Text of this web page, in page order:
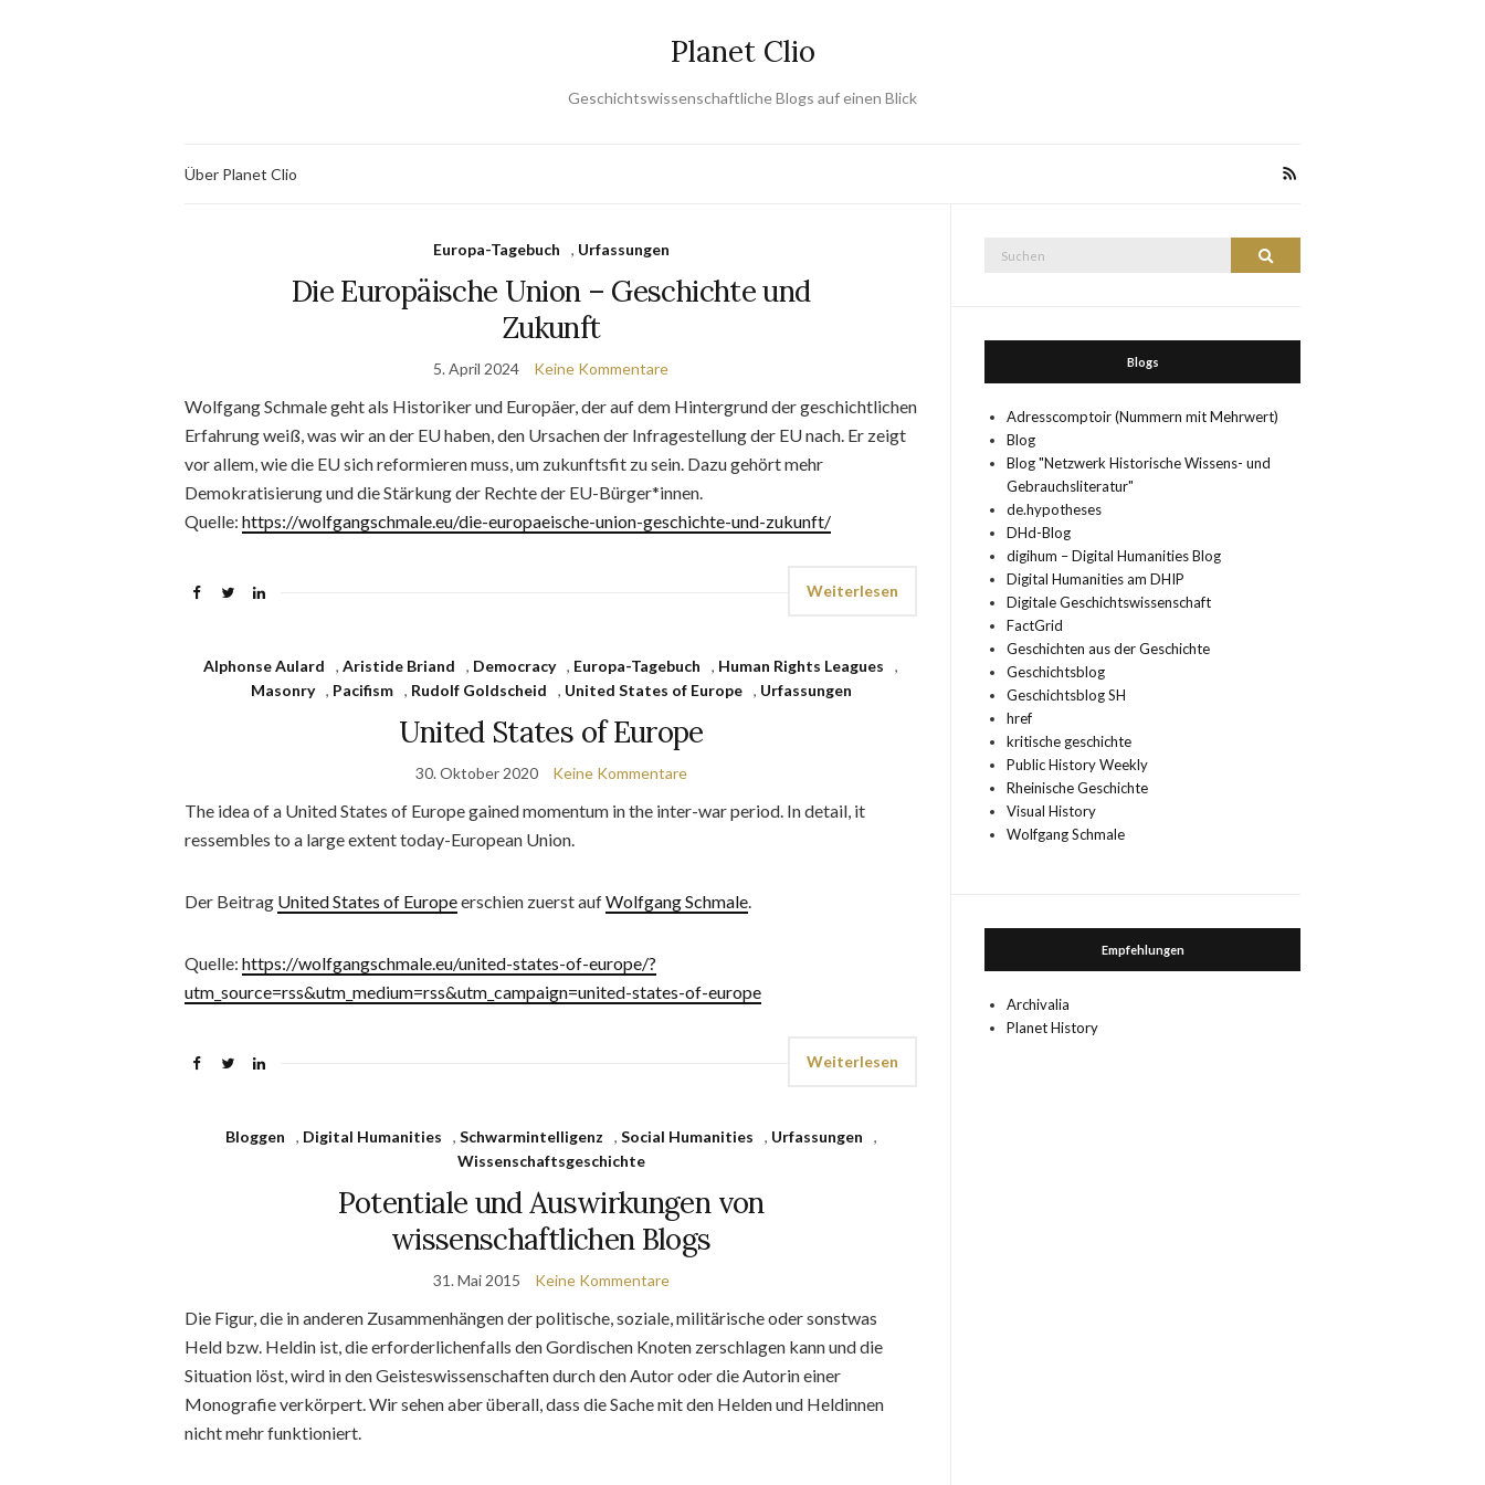
Planet Clio
Geschichtswissenschaftliche Blogs auf einen Blick
Über Planet Clio
Europa-Tagebuch , Urfassungen
Die Europäische Union – Geschichte und
Zukunft
5. April 2024 Keine Kommentare
Wolfgang Schmale geht als Historiker und Europäer, der auf dem Hintergrund der geschichtlichen
Erfahrung weiß, was wir an der EU haben, den Ursachen der Infragestellung der EU nach. Er zeigt
vor allem, wie die EU sich reformieren muss, um zukunftsfit zu sein. Dazu gehört mehr
Demokratisierung und die Stärkung der Rechte der EU-Bürger*innen.
Quelle: https://wolfgangschmale.eu/die-europaeische-union-geschichte-und-zukunft/
Weiterlesen
Alphonse Aulard ,Aristide Briand , Democracy , Europa-Tagebuch , Human Rights Leagues
,
Masonry
, Pacifism , Rudolf Goldscheid , United States of Europe , Urfassungen
United States of Europe
30. Oktober 2020 Keine Kommentare
The idea of a United States of Europe gained momentum in the inter-war period. In detail, it
ressembles to a large extent today-European Union.
Der Beitrag United States of Europeerschien zuerst aufWolfgang Schmale.
Quelle: https://wolfgangschmale.eu/united-states-of-europe/?
utm_source=rss&utm_medium=rss&utm_campaign=united-states-of-europe
Weiterlesen
Bloggen , Digital Humanities , Schwarmintelligenz , Social Humanities , Urfassungen
,
Wissenschaftsgeschichte
Potentiale und Auswirkungen von
wissenschaftlichen Blogs
31. Mai 2015 Keine Kommentare
Die Figur, die in anderen Zusammenhängen der politische, soziale, militärische oder sonstwas
Held bzw. Heldin ist, die erforderlichenfalls den Gordischen Knoten zerschlagen kann und die
Situation löst, wird in den Geisteswissenschaften durch den Autor oder die Autorin einer
Monografie verkörpert. Wir sehen aber überall, dass die Sache mit den Helden und Heldinnen
nicht mehr funktioniert.
Suchen
Blogs
Adresscomptoir (Nummern mit Mehrwert)
Blog
Blog "Netzwerk Historische Wissens- und
Gebrauchsliteratur"
de.hypotheses
DHd-Blog
digihum – Digital Humanities Blog
Digital Humanities am DHIP
Digitale Geschichtswissenschaft
FactGrid
Geschichten aus der Geschichte
Geschichtsblog
Geschichtsblog SH
href
kritische geschichte
Public History Weekly
Rheinische Geschichte
Visual History
Wolfgang Schmale
Empfehlungen
Archivalia
Planet History